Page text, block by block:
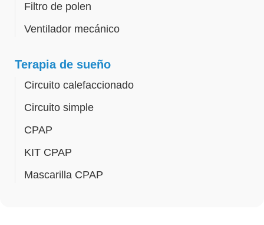
Filtro de polen
Ventilador mecánico
Terapia de sueño
Circuito calefaccionado
Circuito simple
CPAP
KIT CPAP
Mascarilla CPAP